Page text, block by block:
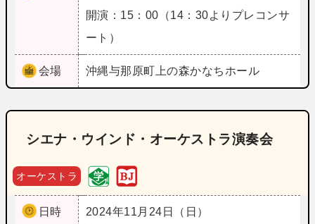
開演：15：00（14：30よりプレコンサ
ート）
会場 沖縄与那原町上の森かなちホール
シエナ・ウインド・オーケストラ演奏会
オーケストラ
日時
2024年11月24日（日）